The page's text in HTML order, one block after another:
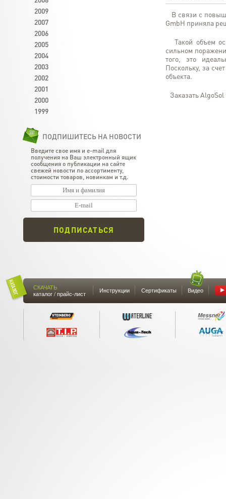
В связи с
GmbH приняла
Такой объем
сильном
того, это
Поскольку, за
объекта.
Заказать
2009
2007
2006
2005
2004
2003
2002
2001
2000
1999
ПОДПИШИТЕСЬ НА НОВОСТИ
Введите свое имя и e-mail для
получения на Ваш электронный ящик
сообщения о публикации на сайте
свежей новости по ассортименту,
стоимости товаров, новинкам и т.д.
ПОДПИСАТЬСЯ
СКАЧАТЬ
каталог / прайс-лист
Инструкции Сертификаты Видео